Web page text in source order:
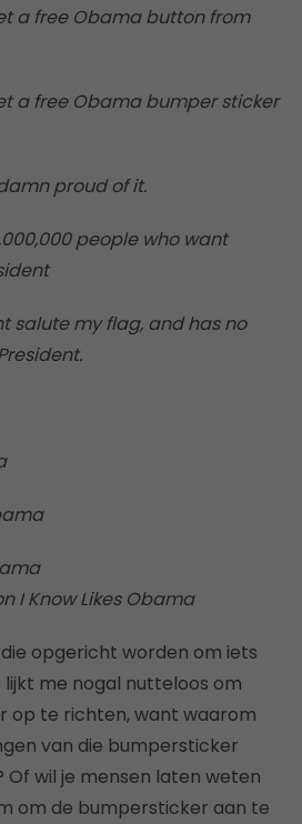
a free Obama button from
a free Obama bumper sticker
proud of it.
people who want
salute my flag, and has no
I Know Likes Obama
opgericht worden om iets
me nogal nutteloos om
op te richten, want waarom
van die bumpersticker
Of wil je mensen laten weten
om de bumpersticker aan te